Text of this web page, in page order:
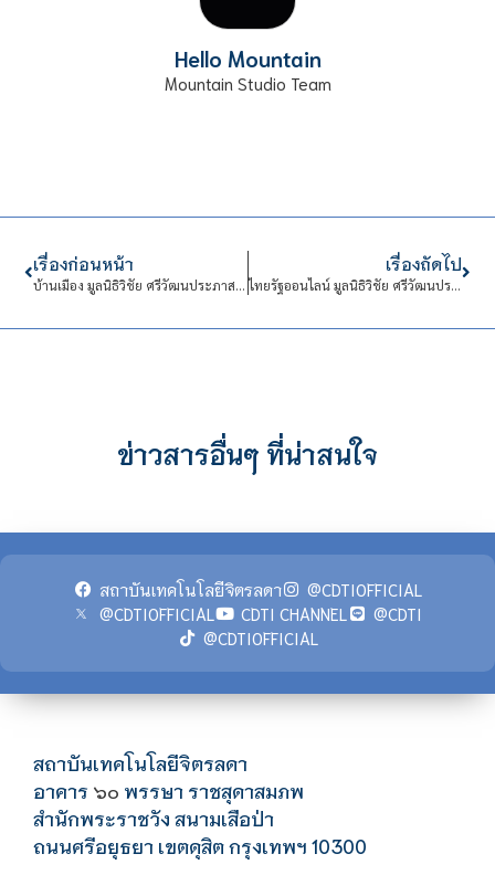
Hello Mountain
Mountain Studio Team
เรื่องก่อนหน้า
บ้านเมือง มูลนิธิวิชัย ศรีวัฒนประภาสนับสนุนทุนการศึกษาโรงเรียนจิตรลดาวิชาชีพ
เรื่องถัดไป
ไทยรัฐออนไลน์ มูลนิธิวิชัย ศรีวัฒนประภาสนับสนุนทุนการศึกษาโรงเรียนจิตรลดาวิชาชีพ
ข่าวสารอื่นๆ ที่น่าสนใจ
สถาบันเทคโนโลยีจิตรลดา
@CDTIOFFICIAL
@CDTIOFFICIAL
CDTI CHANNEL
@CDTI
@CDTIOFFICIAL
สถาบันเทคโนโลยีจิตรลดา
อาคาร ๖๐ พรรษา ราชสุดาสมภพ
สำนักพระราชวัง สนามเสือป่า
ถนนศรีอยุธยา เขตดุสิต กรุงเทพฯ 10300